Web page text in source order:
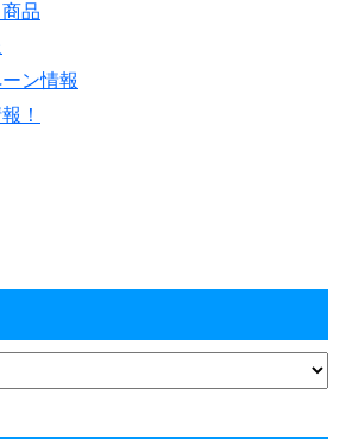
品
ン情報
！